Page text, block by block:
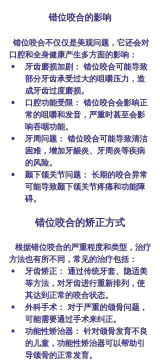
错位咬合的影响
口腔和全身健康产生多方面的影响：
牙齿磨损加剧： 错位咬合可能导致
部分牙齿承受过大的咀嚼压力，造
成牙齿过度磨损。
口腔功能受限： 错位咬合会影响正
常的咀嚼和发音，严重时甚至会影
响吞咽功能。
牙周问题： 错位咬合可能导致清洁
困难，增加牙龈炎、牙周炎等疾病
的风险。
颞下颌关节问题： 长期的咬合异常
可能导致颞下颌关节疼痛和功能障
碍。
错位咬合的矫正方式
根据错位咬合的严重程度和类型，治疗
方法也有所不同，常见的治疗包括：
牙齿矫正： 通过传统牙套、隐适美
等方法，对牙齿进行重新排列，使
其达到正常的咬合状态。
外科手术： 对于严重的颌骨问题，
可能需要通过手术来纠正。
功能性矫治器： 针对颌骨发育不良
的儿童，功能性矫治器可以帮助引
导颌骨的正常发育。